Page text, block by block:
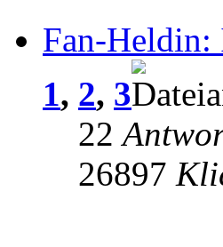
Fan-Heldin:
1, 2, 3
22
26897